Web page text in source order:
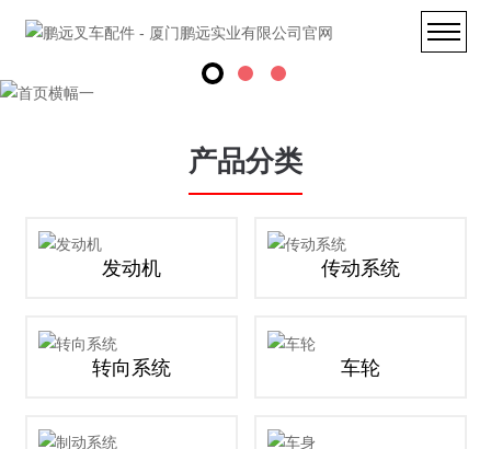
产品分类
发动机 传动系统
转向系统 车轮